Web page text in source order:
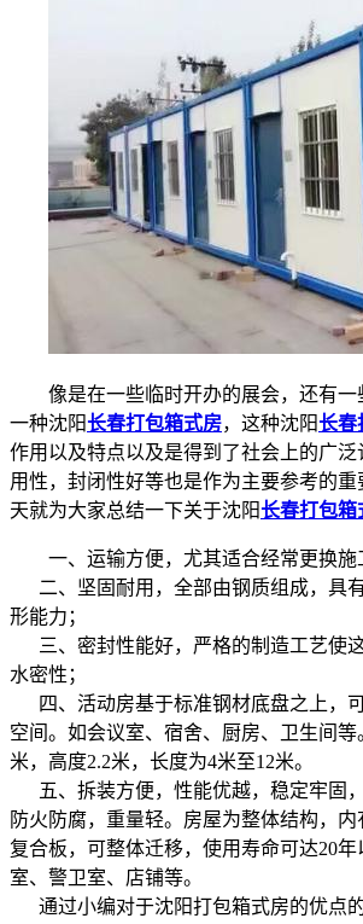
像是在一些临时开办的展会，还有一
一种沈阳长春打包箱式房，这种沈阳长春
作用以及特点以及是得到了社会上的广
用性，封闭性好等也是作为主要参考的
天就为大家总结一下关于沈阳长春打包箱
一、运输方便，尤其适合经常更换施
二、坚固耐用，全部由钢质组成，具
形能力；
三、密封性能好，严格的制造工艺使
水密性；
四、活动房基于标准钢材底盘之上，
空间。如会议室、宿舍、厨房、卫生间等
米，高度2.2米，长度为4米至12米。
五、拆装方便，性能优越，稳定牢固
防火防腐，重量轻。房屋为整体结构，
复合板，可整体迁移，使用寿命可达20
室、警卫室、店铺等。
通过小编对于沈阳打包箱式房的优点